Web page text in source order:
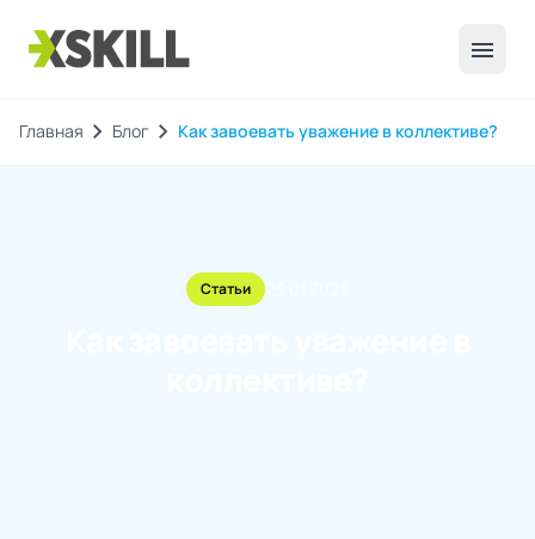
menu
Главная chevron_right Блог chevron_right Как завоевать уважение в коллективе?
Статьи